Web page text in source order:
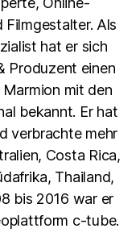
Filmgestalter. Als
hat er sich
Produzent einen
mit den
bekannt. Er hat
verbrachte mehr
Costa Rica,
Thailand,
bis 2016 war er
c-tube.